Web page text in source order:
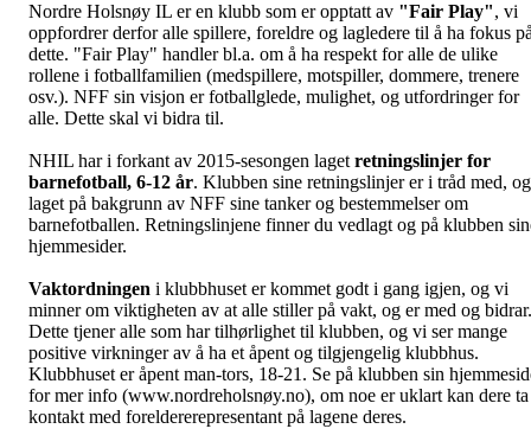
Nordre Holsnøy IL er en klubb som er opptatt av "Fair Play", vi
oppfordrer derfor alle spillere, foreldre og lagledere til å ha fokus
dette. "Fair Play" handler bl.a. om å ha respekt for alle de ulike
rollene i fotballfamilien (medspillere, motspiller, dommere, trenere
osv.). NFF sin visjon er fotballglede, mulighet, og utfordringer for
alle. Dette skal vi bidra til.
NHIL har i forkant av 2015-sesongen laget retningslinjer for
barnefotball, 6-12 år. Klubben sine retningslinjer er i tråd med, og
laget på bakgrunn av NFF sine tanker og bestemmelser om
barnefotballen. Retningslinjene finner du vedlagt og på klubben
hjemmesider.
Vaktordningen i klubbhuset er kommet godt i gang igjen, og vi
minner om viktigheten av at alle stiller på vakt, og er med og bidrar.
Dette tjener alle som har tilhørlighet til klubben, og vi ser mange
positive virkninger av å ha et åpent og tilgjengelig klubbhus.
Klubbhuset er åpent man-tors, 18-21. Se på klubben sin
for mer info (www.nordreholsnøy.no), om noe er uklart kan dere ta
kontakt med foreldererepresentant på lagene deres.